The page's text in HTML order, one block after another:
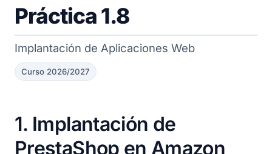
Práctica 1.8
Implantación de Aplicaciones Web
Curso 2026/2027
1 Implantación de
PrestaShop en Amazon